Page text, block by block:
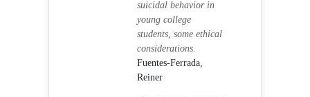
suicidal behavior in
young college
students, some ethical
considerations.
Fuentes-Ferrada,
Reiner